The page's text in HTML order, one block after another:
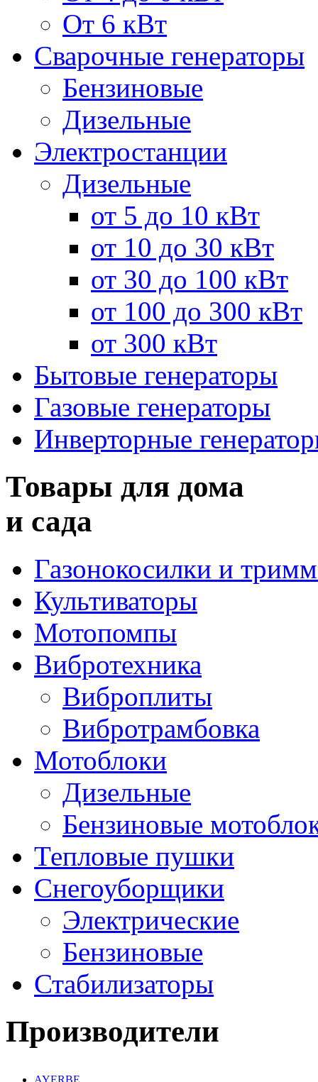
От 6 кВт
Сварочные генераторы
Бензиновые
Дизельные
Электростанции
Дизельные
от 5 до 10 кВт
от 10 до 30 кВт
от 30 до 100 кВт
от 100 до 300 кВт
от 300 кВт
Бытовые генераторы
Газовые генераторы
Инверторные
Товары для дома
и сада
Газонокосилки и
Культиваторы
Мотопомпы
Вибротехника
Виброплиты
Вибротрамбовка
Мотоблоки
Дизельные
Бензиновые
Тепловые пушки
Снегоуборщики
Электрические
Бензиновые
Стабилизаторы
Производители